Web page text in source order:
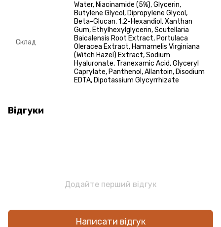
Склад
Water, Niacinamide (5%), Glycerin,
Butylene Glycol, Dipropylene Glycol,
Beta-Glucan, 1,2-Hexandiol, Xanthan
Gum, Ethylhexylglycerin, Scutellaria
Baicalensis Root Extract, Portulaca
Oleracea Extract, Hamamelis Virginiana
(Witch Hazel) Extract, Sodium
Hyaluronate, Tranexamic Acid, Glyceryl
Caprylate, Panthenol, Allantoin, Disodium
EDTA, Dipotassium Glycyrrhizate
Відгуки
Додайте перший відгук
Написати відгук